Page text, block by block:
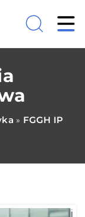
» FGGH IP